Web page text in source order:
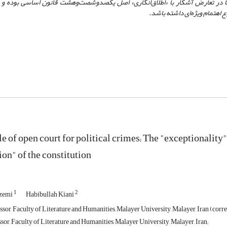
اهتمام ویژه‌ای داشتهباشد.
of open court for political crimes; The
of the constitution
1 Habibullah Kiani2
Faculty of Literature and Humanities, Malayer University, Malayer, Iran
Faculty of Literature and Humanities, Malayer University, Malayer, Iran;